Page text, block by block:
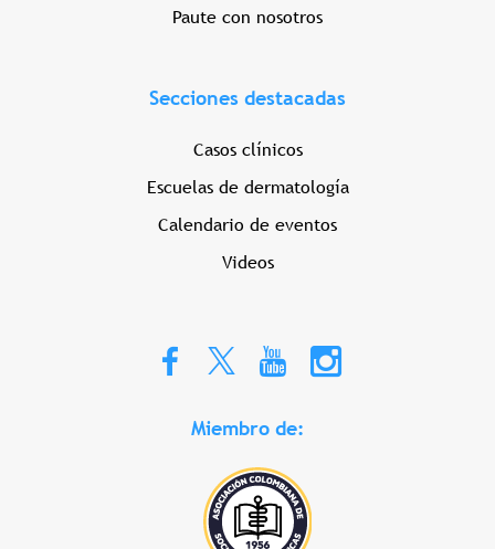
Paute con nosotros
Secciones destacadas
Casos clínicos
Escuelas de dermatología
Calendario de eventos
Videos
Miembro de: